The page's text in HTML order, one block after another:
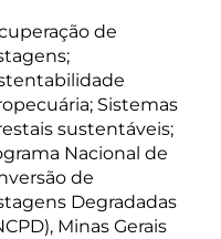
de
Sistemas
sustentáveis;
Nacional de
de
Degradadas
Minas Gerais